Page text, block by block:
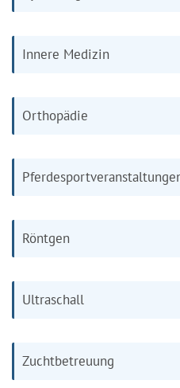
Innere Medizin
Orthopädie
Röntgen
Ultraschall
Zuchtbetreuung